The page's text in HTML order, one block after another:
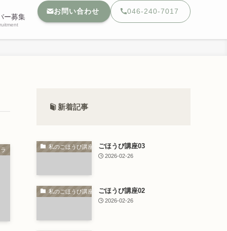
ー募集
お問い合わせ 046-240-7017
新着記事
私のごほうび講座 ごほうび講座03
2026-02-26
私のごほうび講座 ごほうび講座02
2026-02-26